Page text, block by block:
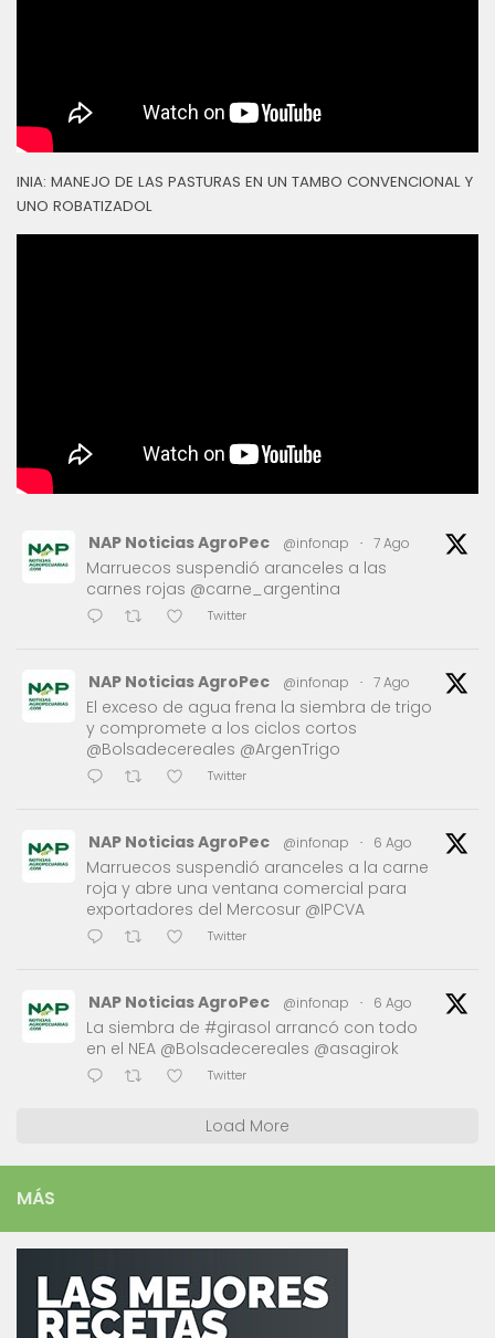
INIA: MANEJO DE LAS PASTURAS EN UN TAMBO CONVENCIONAL Y
UNO ROBATIZADOL
NAP Noticias AgroPec @infonap · 7 Ago
Marruecos suspendió aranceles a las
carnes rojas @carne_argentina
Twitter
NAP Noticias AgroPec @infonap · 7 Ago
El exceso de agua frena la siembra de trigo
y compromete a los ciclos cortos
@Bolsadecereales @ArgenTrigo
Twitter
NAP Noticias AgroPec @infonap · 6 Ago
Marruecos suspendió aranceles a la carne
roja y abre una ventana comercial para
exportadores del Mercosur @IPCVA
Twitter
NAP Noticias AgroPec @infonap · 6 Ago
La siembra de #girasol arrancó con todo
en el NEA @Bolsadecereales @asagirok
Twitter
Load More
MÁS